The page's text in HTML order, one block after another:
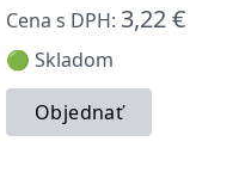
Cena s DPH: 3,22 €
🟢 Skladom
Objednať